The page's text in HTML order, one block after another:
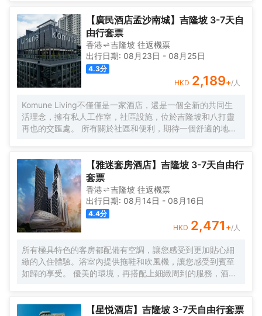
供146間客房和20間套房，客人可專享文華東方會行政貴賓
廊設施的優待。客人可以在房內免費上網。酒店內的餐飲和
酒吧令人更加難忘。客人可以在酒店的7間餐廳，酒吧和休息
室盡情享受或舉辦慶祝活動。酒店設有豐富的會議和宴會設
施，包括一個可容納1,800位賓客的無柱式大宴會廳，鑽石宴
會廳也可容納500位客人。酒店的16個功能室都配備了可用
於研討會，國際會議，展覽，婚禮等活動的視聽設備。文華
東方酒店活力俱樂部及水療中心為賓客提供一個寧靜的氛
圍，完善的健身設備和一流的温泉理療。客人可以在酒店游
泳池內暢遊，欣賞KLCC公園如畫般的風景。
【廣民酒店孟沙南城】吉隆坡 3-7天自
由行套票
香港 吉隆坡 往返機票
出行日期: 08月23日 - 08月25日
4.3分
HKD 2,189+/人
Komune Living不僅僅是一家酒店，還是一個全新的共同生
活理念，擁有私人工作室，社區設施，位於吉隆坡和八打靈
再也的交匯處。 所有關於社區和便利，期待一個舒適的地方
僅僅是逗留，找到一種生活，工作和娛樂的生活方式。
【雅迷套房酒店】吉隆坡 3-7天自由行
套票
香港 吉隆坡 往返機票
出行日期: 08月14日 - 08月16日
4.4分
HKD 2,471 +/人
所有極具特色的客房都配備有空調，讓您感受到更加貼心細
緻的入住體驗。浴室內提供拖鞋和吹風機，讓您感受到賓至
如歸的享受。 優美的環境，再搭配上細緻周到的服務，酒店
【星悦酒店】吉隆坡 3-7天自由行套票